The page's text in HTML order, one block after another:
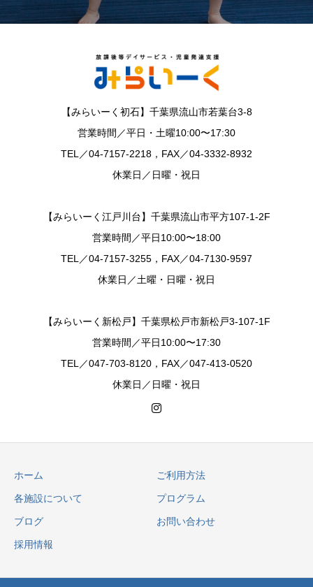
【みらいーく初石】千葉県流山市若葉台3-8
営業時間／平日・土曜10:00〜17:30
TEL／04-7157-2218，FAX／04-3332-8932
休業日／日曜・祝日
【みらいーく江戸川台】千葉県流山市平方107-1-2F
営業時間／平日10:00〜18:00
TEL／04-7157-3255，FAX／04-7130-9597
休業日／土曜・日曜・祝日
【みらいーく新松戸】千葉県松戸市新松戸3-107-1F
営業時間／平日10:00〜17:30
TEL／047-703-8120，FAX／047-413-0520
休業日／日曜・祝日
ホーム ご利用方法
各施設について プログラム
ブログ お問い合わせ
採用情報